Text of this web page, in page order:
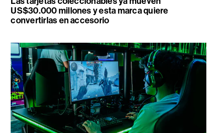
US$30.000 millones y esta marca quiere
convertirlas en accesorio